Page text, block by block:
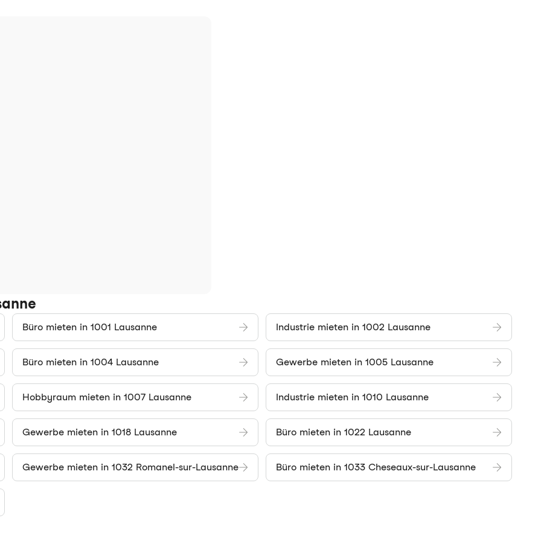
Büro mieten in 1001 Lausanne Industrie mieten in 1002 Lausanne
Büro mieten in 1004 Lausanne Gewerbe mieten in 1005 Lausanne
Hobbyraum mieten in 1007 Lausanne Industrie mieten in 1010 Lausanne
Gewerbe mieten in 1018 Lausanne Büro mieten in 1022 Lausanne
Gewerbe mieten in 1032 Romanel-sur-Lausanne Büro mieten in 1033 Cheseaux-sur-Lausanne